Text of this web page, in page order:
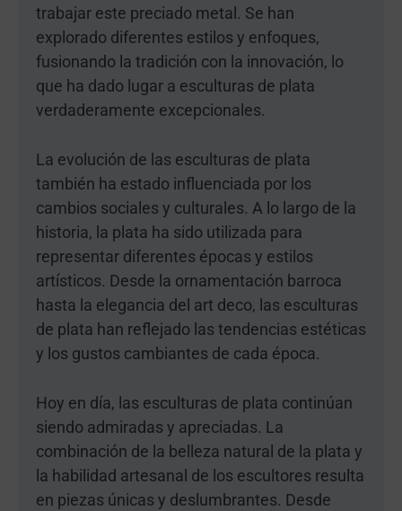
trabajar este preciado metal. Se han
explorado diferentes estilos y enfoques,
fusionando la tradición con la innovación, lo
que ha dado lugar a esculturas de plata
verdaderamente excepcionales.
La evolución de las esculturas de plata
también ha estado influenciada por los
cambios sociales y culturales. A lo largo de la
historia, la plata ha sido utilizada para
representar diferentes épocas y estilos
artísticos. Desde la ornamentación barroca
hasta la elegancia del art deco, las esculturas
de plata han reflejado las tendencias estéticas
y los gustos cambiantes de cada época.
Hoy en día, las esculturas de plata continúan
siendo admiradas y apreciadas. La
combinación de la belleza natural de la plata y
la habilidad artesanal de los escultores resulta
en piezas únicas y deslumbrantes. Desde